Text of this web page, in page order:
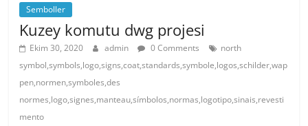
Semboller
Kuzey komutu dwg projesi
Ekim 30, 2020 admin 0 Comments
north
symbol,symbols,logo,signs,coat,standards,symbole,logos,schilder,wap
pen,normen,symboles,des
normes,logo,signes,manteau,símbolos,normas,logotipo,sinais,revesti
mento